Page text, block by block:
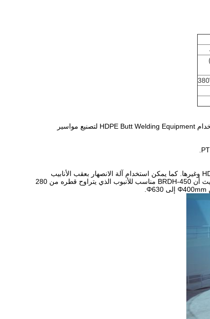
1. تنطبق على وظيفة العمل الأنابيب في الموقع ، لتوصيل أنابيب PE / PP / PVDF / HDPE. كما يمكن استخدام HDPE Butt Welding Equipment لتصنيع مواسير
يمكن استخدام آلات انصهار البولي يوريثين في أنابيب اللحام المصنوعة من مواد HDPE ، PP ، PP-R ، PVDF وغيرها. كما يمكن استخدام آلة الانصهار بعقب الأنابيب
HDPE في كل من الموقع والداخل. آلات سلسلة مختلفة ، يمكن أن تستخدم لحام أنابيب مختلفة القطر. حيث أن BRDH-450 مناسب للأنبوب الذي يتراوح قطره من 280